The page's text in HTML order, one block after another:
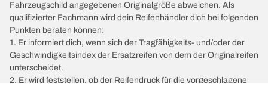
Fahrzeugschild angegebenen Originalgröße abweichen. Als
qualifizierter Fachmann wird dein Reifenhändler dich bei folgenden
Punkten beraten können:
1. Er informiert dich, wenn sich der Tragfähigkeits- und/oder der
Geschwindigkeitsindex der Ersatzreifen von dem der Originalreifen
unterscheidet.
2. Er wird feststellen, ob der Reifendruck für die vorgeschlagene